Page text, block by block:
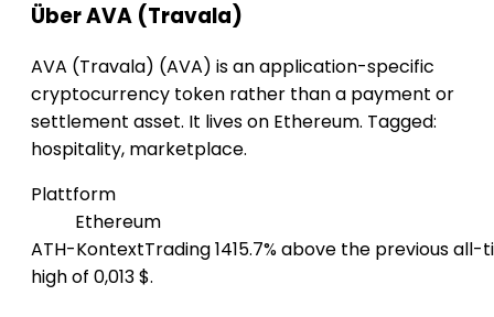
Über AVA (Travala)
AVA (Travala) (AVA) is an application-specific
cryptocurrency token rather than a payment or
settlement asset. It lives on Ethereum. Tagged:
hospitality, marketplace.
Plattform
Ethereum
ATH-KontextTrading 1415.7% above the previous all-
high of 0,013 $.